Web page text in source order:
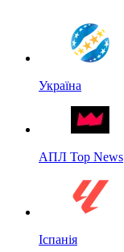
Україна
АПЛ Top News
Іспанія